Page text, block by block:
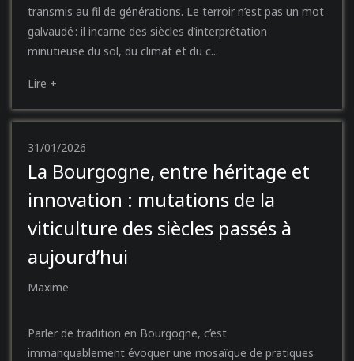
transmis au fil de générations. Le terroir n’est pas un mot
galvaudé : il incarne des siècles d’interprétation
minutieuse du sol, du climat et du c...
Lire +
31/01/2026
La Bourgogne, entre héritage et
innovation : mutations de la
viticulture des siècles passés à
aujourd’hui
Maxime
Parler de tradition en Bourgogne, c’est
immanquablement évoquer une mosaïque de pratiques